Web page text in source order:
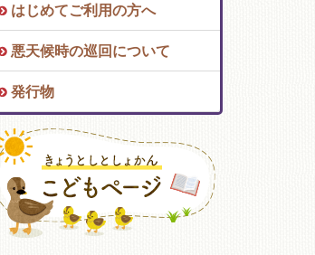
コミュニティプラザ深草
図書館
はじめてご利用の方へ
悪天候時の巡回について
発行物